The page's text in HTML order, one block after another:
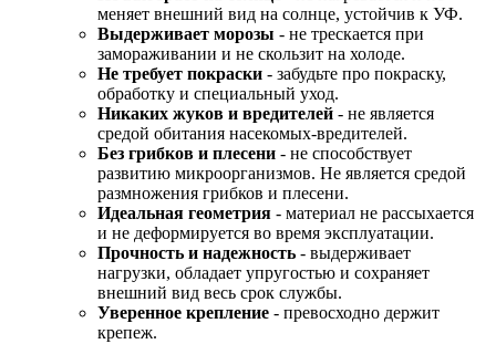
меняет внешний вид на солнце, устойчив к УФ.
Выдерживает морозы - не трескается при
замораживании и не скользит на холоде.
Не требует покраски - забудьте про покраску,
обработку и специальный уход.
Никаких жуков и вредителей - не является
средой обитания насекомых-вредителей.
Без грибков и плесени - не способствует
развитию микроорганизмов. Не является средой
размножения грибков и плесени.
Идеальная геометрия - материал не рассыхается
и не деформируется во время эксплуатации.
Прочность и надежность - выдерживает
нагрузки, обладает упругостью и сохраняет
внешний вид весь срок службы.
Уверенное крепление - превосходно держит
крепеж.